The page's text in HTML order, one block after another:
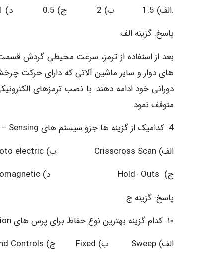
.الف) 1.5 ب) 2 ج) 0.5 د) 1
پاسخ: گزینه الف
های دوار و سایر ماشین آلاتی که دارای حرکت
متوقف نمود.
4. کدامیک از گزینه ها جزو سیستم های Presence – Sensing
الف) Crisscross Scan ب) Photo electric
ج) Hold- Outs د) Electromagnetic
پاسخ: گزینه ج
۱۰. کدام گزینه بهترین نوع حفاظ برای پرس های Full Revolution می باشد؟ (ارشد بهداشت حرفه ای – ۹۵)
الف) Sweep ب) Fixed ج) Two- Hand Controls د) Grinder